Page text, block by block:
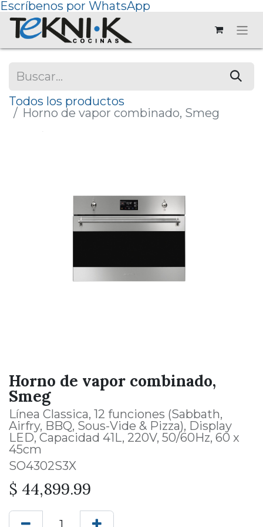
Escríbenos por WhatsApp
Todos los productos
Horno de vapor combinado, Smeg
Horno de vapor combinado,
Smeg
Línea Classica, 12 funciones (Sabbath,
Airfry, BBQ, Sous-Vide & Pizza), Display
LED, Capacidad 41L, 220V, 50/60Hz, 60 x
45cm
SO4302S3X
$ 44,899.99